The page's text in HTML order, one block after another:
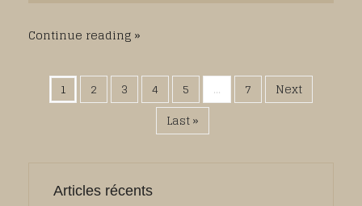
Continue reading
1 2 3 4 5 ... 7
Next
Last »
Articles récents